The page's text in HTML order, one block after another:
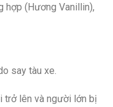
hợp (Hương Vanillin),
say tàu xe.
trở lên và người lớn bị